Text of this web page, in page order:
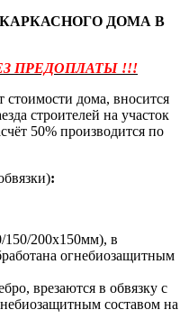
ДОМА В
ПРЕДОПЛАТЫ !!!
стоимости дома, вносится
строителей на участок
50% производится по
:
150/200х150мм), в
огнебиозащитным
врезаются в обвязку с
составом на